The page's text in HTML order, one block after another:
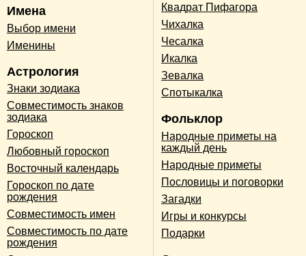
Имена
Выбор имени
Именины
Астрология
Знаки зодиака
Совместимость знаков
зодиака
Гороскоп
Любовный гороскоп
Восточный календарь
Гороскоп по дате
рождения
Совместимость имен
Совместимость по дате
рождения
Квадрат Пифагора
Чихалка
Чесалка
Икалка
Зевалка
Спотыкалка
Фольклор
Народные приметы на
каждый день
Народные приметы
Пословицы и поговорки
Загадки
Игры и конкурсы
Подарки